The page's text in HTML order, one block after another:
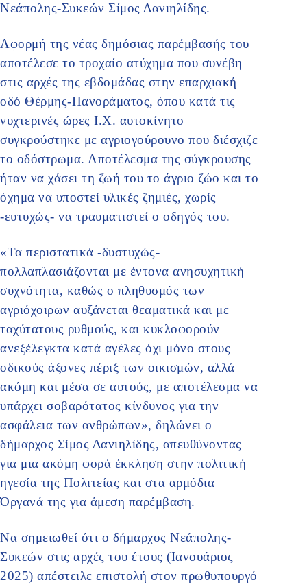
Νεάπολης-Συκεών Σίμος Δανιηλίδης.
Αφορμή της νέας δημόσιας παρέμβασής του
αποτέλεσε το τροχαίο ατύχημα που συνέβη
στις αρχές της εβδομάδας στην επαρχιακή
οδό Θέρμης-Πανοράματος, όπου κατά τις
νυχτερινές ώρες Ι.Χ. αυτοκίνητο
συγκρούστηκε με αγριογούρουνο που διέσχιζε
το οδόστρωμα. Αποτέλεσμα της σύγκρουσης
ήταν να χάσει τη ζωή του το άγριο ζώο και το
όχημα να υποστεί υλικές ζημιές, χωρίς
-ευτυχώς- να τραυματιστεί ο οδηγός του.
«Τα περιστατικά -δυστυχώς-
πολλαπλασιάζονται με έντονα ανησυχητική
συχνότητα, καθώς ο πληθυσμός των
αγριόχοιρων αυξάνεται θεαματικά και με
ταχύτατους ρυθμούς, και κυκλοφορούν
ανεξέλεγκτα κατά αγέλες όχι μόνο στους
οδικούς άξονες πέριξ των οικισμών, αλλά
ακόμη και μέσα σε αυτούς, με αποτέλεσμα να
υπάρχει σοβαρότατος κίνδυνος για την
ασφάλεια των ανθρώπων», δηλώνει ο
δήμαρχος Σίμος Δανιηλίδης, απευθύνοντας
για μια ακόμη φορά έκκληση στην πολιτική
ηγεσία της Πολιτείας και στα αρμόδια
Όργανά της για άμεση παρέμβαση.
Να σημειωθεί ότι ο δήμαρχος Νεάπολης-
Συκεών στις αρχές του έτους (Ιανουάριος
2025) απέστειλε επιστολή στον πρωθυπουργό